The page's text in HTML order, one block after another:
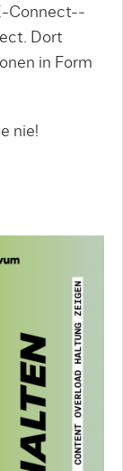
­Connect-­
Dort
in Form
nie!